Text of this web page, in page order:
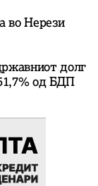
во Нерези
долг
од БДП